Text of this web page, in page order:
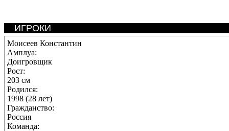
ИГРОКИ
Моисеев Константин
Амплуа:
Доигровщик
Рост:
203 см
Родился:
1998 (28 лет)
Гражданство:
Россия
Команда: